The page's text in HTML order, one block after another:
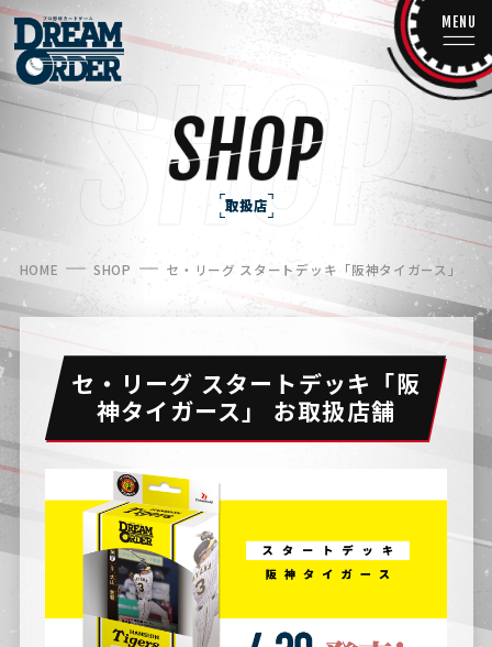
MENU
取扱店
HOME SHOP セ・リーグ スタートデッキ「阪神タイガース」
セ・リーグ スタートデッキ「阪
神タイガース」 お取扱店舗